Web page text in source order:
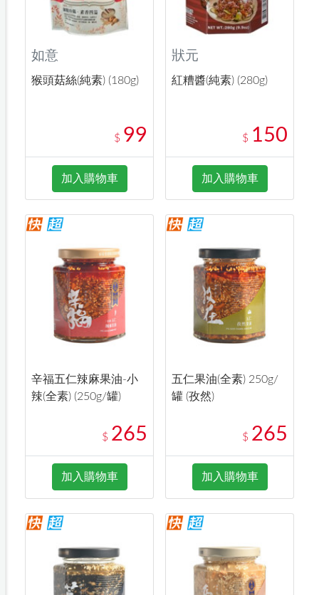
如意
猴頭菇絲(純素) (180g)
$ 99
加入購物車
狀元
紅糟醬(純素) (280g)
$ 150
加入購物車
辛福五仁辣麻果油-小
辣(全素) (250g/罐)
$ 265
加入購物車
五仁果油(全素) 250g/
罐 (孜然)
$ 265
加入購物車